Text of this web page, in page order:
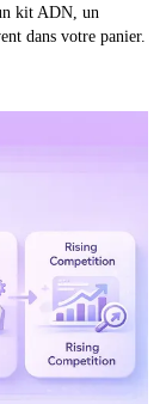
kit ADN, un
dans votre panier.